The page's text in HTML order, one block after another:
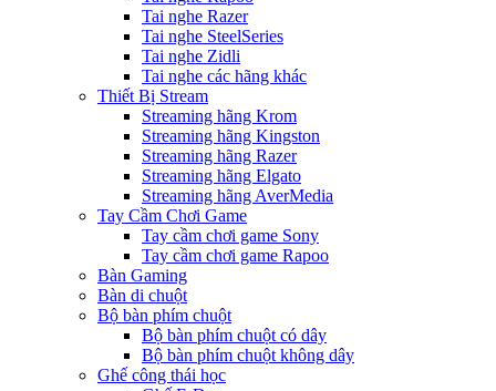
Tai nghe Razer
Tai nghe SteelSeries
Tai nghe Zidli
Tai nghe các hãng khác
Thiết Bị Stream
Streaming hãng Krom
Streaming hãng Kingston
Streaming hãng Razer
Streaming hãng Elgato
Streaming hãng AverMedia
Tay Cầm Chơi Game
Tay cầm chơi game Sony
Tay cầm chơi game Rapoo
Bàn Gaming
Bàn di chuột
Bộ bàn phím chuột
Bộ bàn phím chuột có dây
Bộ bàn phím chuột không dây
Ghế công thái học